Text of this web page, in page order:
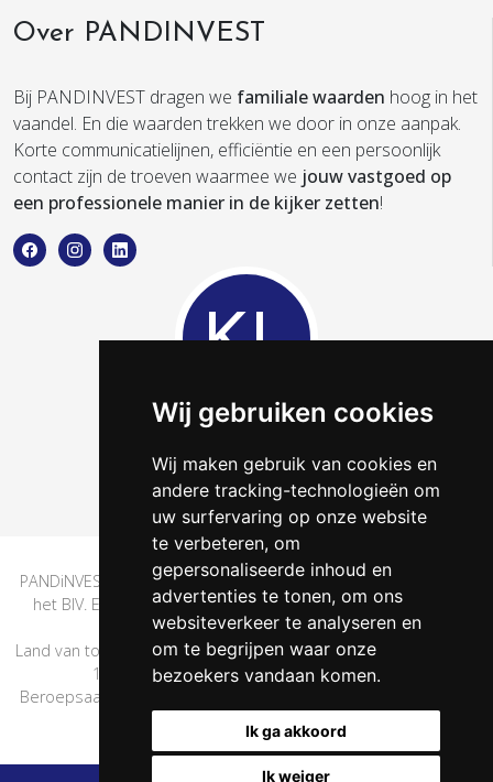
Wij gebruiken cookies
Wij maken gebruik van cookies en
andere tracking-technologieën om
uw surfervaring op onze website
te verbeteren, om
gepersonaliseerde inhoud en
advertenties te tonen, om ons
websiteverkeer te analyseren en
om te begrijpen waar onze
bezoekers vandaan komen.
Ik ga akkoord
Ik weiger
Over PANDINVEST
Bij PANDINVEST dragen we familiale waarden hoog in het
vaandel. En die waarden trekken we door in onze aanpak.
Korte communicatielijnen, efficiëntie en een persoonlijk
contact zijn de troeven waarmee we jouw vastgoed op
een professionele manier in de kijker zetten!
KL
Kerline Lammens
Telefoneer Contact
PANDiNVEST is onderworpen aan de deontologische code van
het BIV. Erkend Vastgoedmakelaar met BIV nr. 504.743 | BE
0830.932.880
Land van toekenning is België. Adres BIV: Luxemburgstraat, 16B,
1000 BRUSSEL. KB van 27 september 2006
Beroepsaansprakelijkheid, borgstelling en verzekering: NV AXA
Belgium polisnr. 730.390.160